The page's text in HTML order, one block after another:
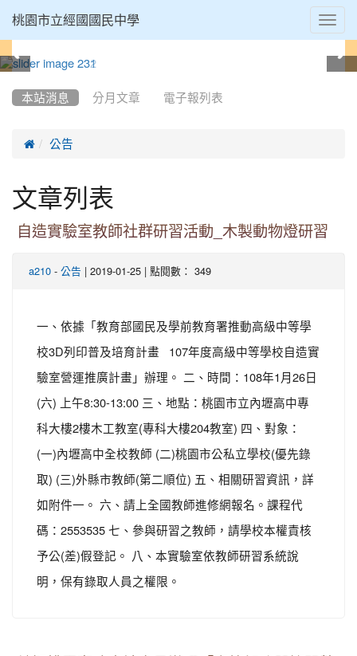
桃園市立經國國民中學
本站消息 分月文章 電子報列表
 公告
文章列表
自造實驗室教師社群研習活動_木製動物燈研習
a210 - 公告 | 2019-01-25 | 點閱數： 349
一、依據「教育部國民及學前教育署推動高級中等學
校3D列印普及培育計畫 107年度高級中等學校自造實
驗室營運推廣計畫」辦理。 二、時間：108年1月26日
(六) 上午8:30-13:00 三、地點：桃園市立內壢高中專
科大樓2樓木工教室(專科大樓204教室) 四、對象：
(一)內壢高中全校教師 (二)桃園市公私立學校(優先錄
取) (三)外縣市教師(第二順位) 五、相關研習資訊，詳
如附件一。 六、請上全國教師進修網報名。課程代
碼：2553535 七、參與研習之教師，請學校本權責核
予公(差)假登記。 八、本實驗室依教師研習系統說
明，保有錄取人員之權限。